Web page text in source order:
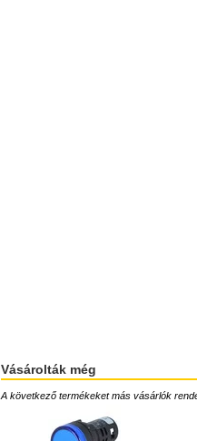
Vásárolták még
A következő termékeket más vásárlók